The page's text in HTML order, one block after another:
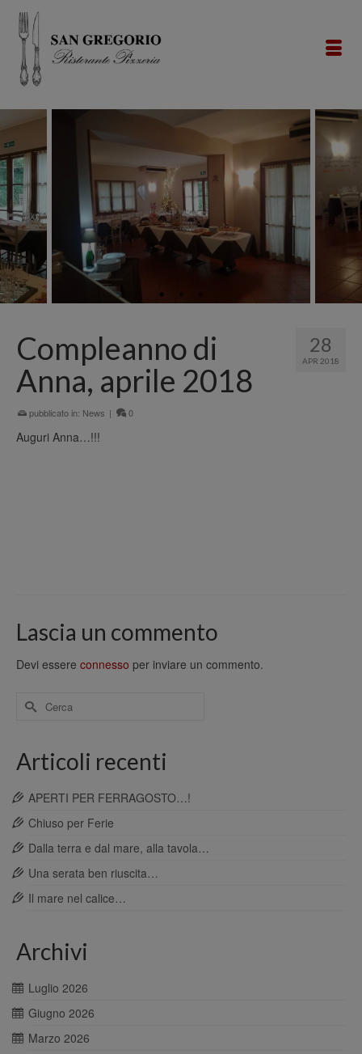
28
APR 2018
Compleanno di
Anna, aprile 2018
pubblicato in: News | 0
Auguri Anna…!!!
Lascia un commento
Devi essere connesso per inviare un commento.
Cerca
per:
Articoli recenti
APERTI PER FERRAGOSTO…!
Chiuso per Ferie
Dalla terra e dal mare, alla tavola…
Una serata ben riuscita…
Il mare nel calice…
Archivi
Luglio 2026
Giugno 2026
Marzo 2026